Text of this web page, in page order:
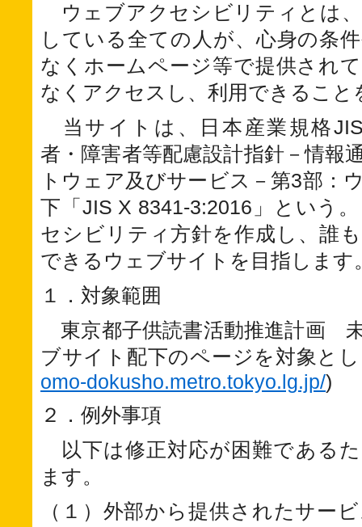
ウェブアクセシビリティとは
している全ての人が、心身の条
なくホームページ等で提供され
なくアクセスし、利用できること
当サイトは、日本産業規格
者・障害者等配慮設計指針－情報
トウェア及びサービス－第3部：
下「JIS X 8341-3:2016」という
セシビリティ方針を作成し、誰
できるウェブサイトを目指します
１．対象範囲
東京都子供読書活動推進計画
ブサイト配下のページを対象と
omo-dokusho.metro.tokyo.lg.jp/)
２．例外事項
以下は修正対応が困難である
ます。
（１）外部から提供されたサー